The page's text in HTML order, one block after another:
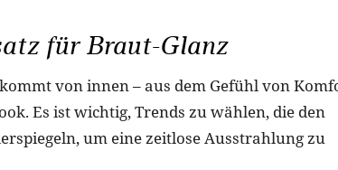
für Braut-Glanz
von innen – aus dem Gefühl von
Es ist wichtig, Trends zu wählen, die den
um eine zeitlose Ausstrahlung zu